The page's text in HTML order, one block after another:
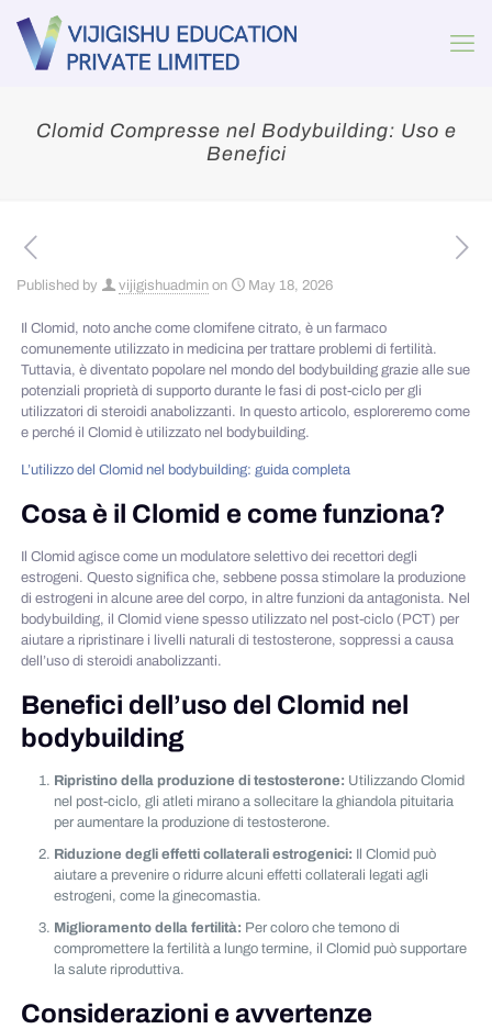
Clomid Compresse nel Bodybuilding: Uso e
Benefici
Published by vijigishuadmin on May 18, 2026
Il Clomid, noto anche come clomifene citrato, è un farmaco
comunemente utilizzato in medicina per trattare problemi di fertilità.
Tuttavia, è diventato popolare nel mondo del bodybuilding grazie alle sue
potenziali proprietà di supporto durante le fasi di post-ciclo per gli
utilizzatori di steroidi anabolizzanti. In questo articolo, esploreremo come
e perché il Clomid è utilizzato nel bodybuilding.
L’utilizzo del Clomid nel bodybuilding: guida completa
Cosa è il Clomid e come funziona?
Il Clomid agisce come un modulatore selettivo dei recettori degli
estrogeni. Questo significa che, sebbene possa stimolare la produzione
di estrogeni in alcune aree del corpo, in altre funzioni da antagonista. Nel
bodybuilding, il Clomid viene spesso utilizzato nel post-ciclo (PCT) per
aiutare a ripristinare i livelli naturali di testosterone, soppressi a causa
dell’uso di steroidi anabolizzanti.
Benefici dell’uso del Clomid nel
bodybuilding
Ripristino della produzione di testosterone: Utilizzando Clomid
nel post-ciclo, gli atleti mirano a sollecitare la ghiandola pituitaria
per aumentare la produzione di testosterone.
Riduzione degli effetti collaterali estrogenici: Il Clomid può
aiutare a prevenire o ridurre alcuni effetti collaterali legati agli
estrogeni, come la ginecomastia.
Miglioramento della fertilità: Per coloro che temono di
compromettere la fertilità a lungo termine, il Clomid può supportare
la salute riproduttiva.
Considerazioni e avvertenze